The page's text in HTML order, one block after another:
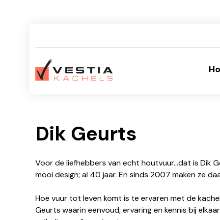
Dik Geurts
Voor de liefhebbers van echt houtvuur...dat is Dik
mooi design; al 40 jaar. En sinds 2007 maken ze
Hoe vuur tot leven komt is te ervaren met de
Geurts waarin eenvoud, ervaring en kennis bij